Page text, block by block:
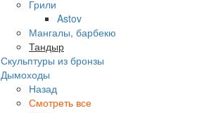
Грили
Astov
Мангалы, барбекю
Тандыр
Скульптуры из бронзы
Дымоходы
Назад
Смотреть все